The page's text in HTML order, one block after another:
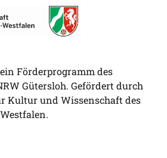
Förderprogramm des
Gütersloh. Gefördert durch
Kultur und Wissenschaft des